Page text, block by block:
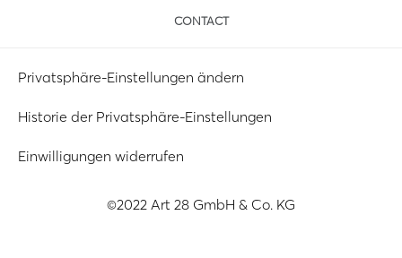
CONTACT
Privatsphäre-Einstellungen ändern
Historie der Privatsphäre-Einstellungen
Einwilligungen widerrufen
©2022 Art 28 GmbH & Co. KG